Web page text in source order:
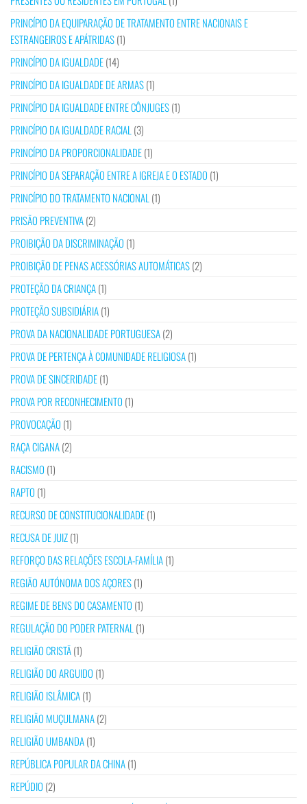
PRINCÍPIO DA EQUIPARAÇÃO DE TRATAMENTO ENTRE NACIONAIS E
ESTRANGEIROS E APÁTRIDAS(1)
PRINCÍPIO DA IGUALDADE(14)
PRINCÍPIO DA IGUALDADE DE ARMAS(1)
PRINCÍPIO DA IGUALDADE ENTRE CÔNJUGES(1)
PRINCÍPIO DA IGUALDADE RACIAL (3)
PRINCÍPIO DA PROPORCIONALIDADE(1)
PRINCÍPIO DA SEPARAÇÃO ENTRE A IGREJA E O ESTADO (1)
PRINCÍPIO DO TRATAMENTO NACIONAL (1)
PRISÃO PREVENTIVA(2)
PROIBIÇÃO DA DISCRIMINAÇÃO (1)
PROIBIÇÃO DE PENAS ACESSÓRIAS AUTOMÁTICAS(2)
PROTEÇÃO DA CRIANÇA(1)
PROTEÇÃO SUBSIDIÁRIA(1)
PROVA DA NACIONALIDADE PORTUGUESA(2)
PROVA DE PERTENÇA À COMUNIDADE RELIGIOSA(1)
PROVA DE SINCERIDADE(1)
PROVA POR RECONHECIMENTO (1)
PROVOCAÇÃO (1)
RAÇA CIGANA(2)
RACISMO (1)
RAPTO (1)
RECURSO DE CONSTITUCIONALIDADE(1)
RECUSA DE JUIZ(1)
REFORÇO DAS RELAÇÕES ESCOLA-FAMÍLIA(1)
REGIÃO AUTÓNOMA DOS AÇORES(1)
REGIME DE BENS DO CASAMENTO (1)
REGULAÇÃO DO PODER PATERNAL (1)
RELIGIÃO CRISTÃ(1)
RELIGIÃO DO ARGUIDO (1)
RELIGIÃO ISLÂMICA(1)
RELIGIÃO MUÇULMANA(2)
RELIGIÃO UMBANDA(1)
REPÚBLICA POPULAR DA CHINA(1)
REPÚDIO (2)